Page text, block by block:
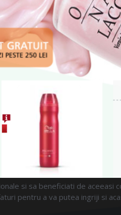
si sa beneficiati de aceeasi
pentru a va putea ingriji si